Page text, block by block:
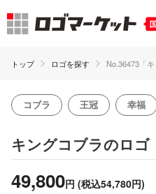
トップ ロゴを探す No.36473「キ
コブラ 王冠 幸福
キングコブラのロゴ
49,800円 (税込54,780円)